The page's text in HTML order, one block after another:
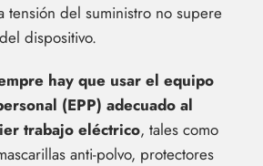
tensión del suministro no supere
dispositivo.
hay que usar el equipo
(EPP) adecuado al
trabajo eléctrico, tales como
anti-polvo, protectores